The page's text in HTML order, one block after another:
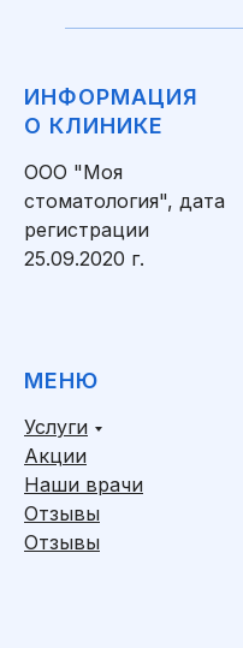
ИНФОРМАЦИЯ
О КЛИНИКЕ
ООО "Моя
стоматология", дата
регистрации
25.09.2020 г.
МЕНЮ
Услуги
Акции
Наши врачи
Отзывы
Отзывы